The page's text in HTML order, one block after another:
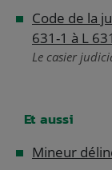
Code de la
631-1 à L
Le casier
Et aussi
Mineur